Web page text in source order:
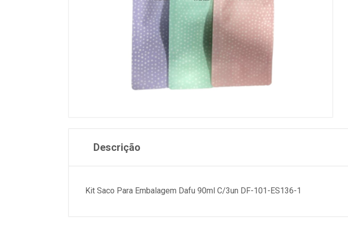
Descrição
Kit Saco Para Embalagem Dafu 90ml C/3un DF-101-ES136-1